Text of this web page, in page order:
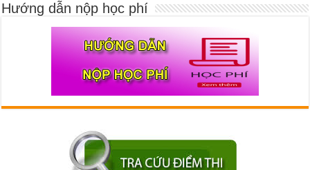
Hướng dẫn nộp học phí